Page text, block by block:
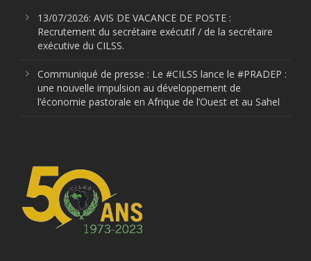
13/07/2026: AVIS DE VACANCE DE POSTE :
Recrutement du secrétaire exécutif / de la secrétaire
exécutive du CILSS.
Communiqué de presse : Le #CILSS lance le #PRADEP :
une nouvelle impulsion au développement de
l’économie pastorale en Afrique de l’Ouest et au Sahel